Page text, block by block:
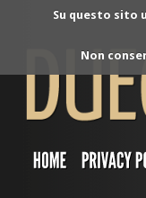
Su questo sito
Non